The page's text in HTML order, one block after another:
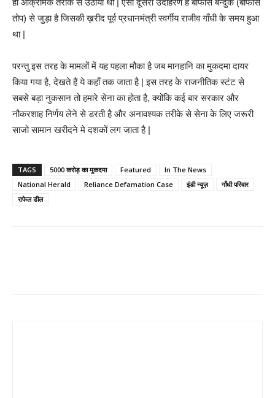
ही आक्रामक तरीके से उठाया था | ऐसा दूसरा उदाहरण है बोफोर्स बन्दुक (बोफोर्स
तोप) से जुड़ा है जिसकी ख़रीद पूर्व प्रधानमंत्री स्वर्गीय राजीव गाँधी के समय हुआ
था |
परन्तु इस तरह के मामलों में यह पहला मौका है जब मानहानि का मुकदमा दायर
किया गया है, देखते हैं ये कहाँ तक जाता है | इस तरह के राजनीतिक स्टंट से
सबसे बड़ा नुकसान तो हमारे सेना का होता है, क्योंकि कई बार सरकार और
नौकरशाह निर्णय लेने से डरती है और अनावश्यक तरीके से सेना के लिए जरूरी
साजो सामान खरीदने मे दशकों लग जाता है |
TAGS 5000 करोड़ का मुकदमा Featured
In The News
National Herald
Reliance Defamation Case इंडी न्यूज़
गाँधी परिवार
राफेल डील